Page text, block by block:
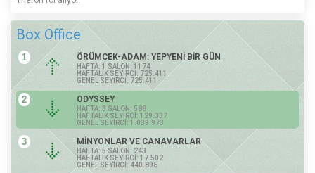
Box Office
1 ÖRÜMCEK-ADAM: YEPYENİ BİR GÜN
HAFTA: 1 SALON: 1174
HAFTALIK SEYİRCİ: 725.411
GENEL SEYİRCİ: 725.411
2 ODYSSEY
HAFTA: 3 SALON: 588
HAFTALIK SEYİRCİ: 129.337
GENEL SEYİRCİ: 1.039.973
3 MİNYONLAR VE CANAVARLAR
HAFTA: 5 SALON: 243
HAFTALIK SEYİRCİ: 17.502
GENEL SEYİRCİ: 440.896